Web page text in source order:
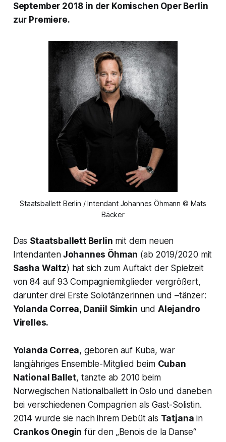
September 2018 in der Komischen Oper Berlin
zur Premiere.
Staatsballett Berlin / Intendant Johannes Öhmann © Mats
Bäcker
Das Staatsballett Berlin mit dem neuen
IntendantenJohannes Öhman (ab 2019/2020 mit
Sasha Waltz) hat sich zum Auftakt der Spielzeit
von 84 auf 93 Compagniemitglieder vergrößert,
darunter drei Erste Solotänzerinnen und –tänzer:
Yolanda Correa, Daniil Simkin und Alejandro
Virelles.
Yolanda Correa, geboren auf Kuba, war
langjähriges Ensemble-Mitglied beim Cuban
National Ballet, tanzte ab 2010 beim
Norwegischen Nationalballett in Oslo und daneben
bei verschiedenen Compagnien als Gast-Solistin.
2014 wurde sie nach ihrem Debüt als Tatjana in
Crankos Onegin für den „Benois de la Danse“